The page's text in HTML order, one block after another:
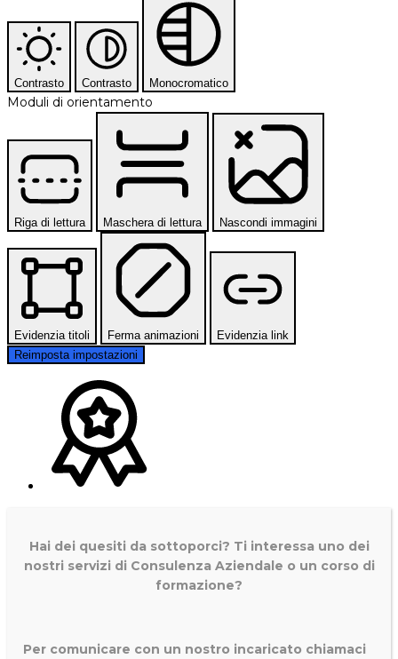
Contrasto Contrasto Monocromatico
Moduli di orientamento
Riga di lettura Maschera di lettura Nascondi immagini
Evidenzia titoli Ferma animazioni
Evidenzia link
Reimposta impostazioni
Hai dei quesiti da sottoporci? Ti interessa uno dei
nostri servizi di Consulenza Aziendale o un corso di
formazione?
Per comunicare con un nostro incaricato chiamaci